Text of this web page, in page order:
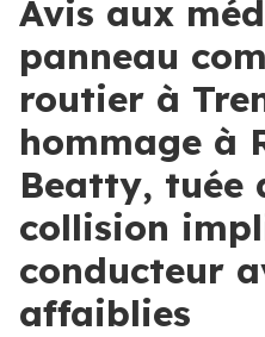
Avis aux
panneau
routier à
hommage à
Beatty, tuée
collision
conducteur
affaiblies